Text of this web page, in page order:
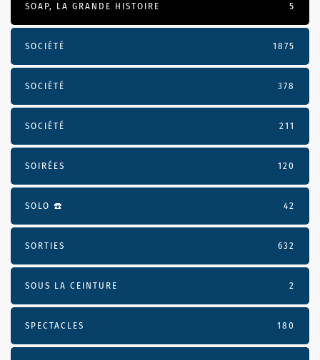
SOAP, LA GRANDE HISTOIRE 5
SOCIÉTÉ 1875
SOCIÉTÉ 378
SOCIÉTÉ 211
SOIRÉES 120
SOLO ☎️ 42
SORTIES 632
SOUS LA CEINTURE 2
SPECTACLES 180